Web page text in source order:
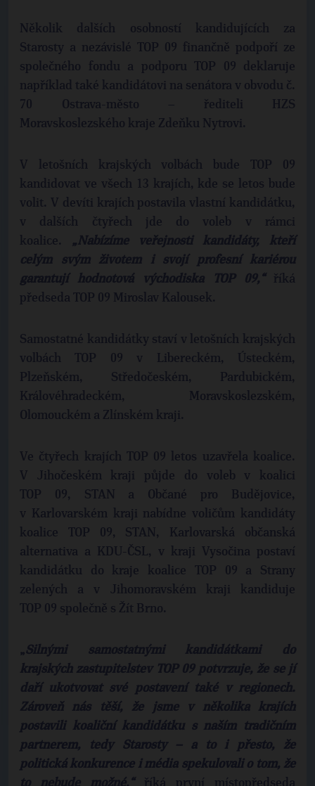
Několik dalších osobností kandidujících za
Starosty a nezávislé TOP 09 finančně podpoří ze
společného fondu a podporu TOP 09 deklaruje
například také kandidátovi na senátora v obvodu č.
70 Ostrava-město – řediteli HZS
Moravskoslezského kraje Zdeňku Nytrovi.
V letošních krajských volbách bude TOP 09
kandidovat ve všech 13 krajích, kde se letos bude
volit. V devíti krajích postavila vlastní kandidátku,
v dalších čtyřech jde do voleb v rámci
koalice.
„Nabízíme veřejnosti kandidáty, kteří
celým svým životem i svojí profesní kariérou
garantují hodnotová východiska TOP 09,“
říká
předseda TOP 09 Miroslav Kalousek.
Samostatné kandidátky staví v letošních krajských
volbách TOP 09 v Libereckém, Ústeckém,
Plzeňském, Středočeském, Pardubickém,
Královéhradeckém, Moravskoslezském,
Olomouckém a Zlínském kraji.
Ve čtyřech krajích TOP 09 letos uzavřela koalice.
V Jihočeském kraji půjde do voleb v koalici
TOP 09, STAN a Občané pro Budějovice,
v Karlovarském kraji nabídne voličům kandidáty
koalice TOP 09, STAN, Karlovarská občanská
alternativa a KDU-ČSL, v kraji Vysočina postaví
kandidátku do kraje koalice TOP 09 a Strany
zelených a v Jihomoravském kraji kandiduje
TOP 09 společně s Žít Brno.
„Silnými samostatnými kandidátkami do
krajských zastupitelstev TOP 09 potvrzuje, že se jí
daří ukotvovat své postavení také v regionech.
Zároveň nás těší, že jsme v několika krajích
postavili koaliční kandidátku s naším tradičním
partnerem, tedy Starosty – a to i přesto, že
politická konkurence i média spekulovali o tom, že
to nebude možné,“
říká první místopředseda